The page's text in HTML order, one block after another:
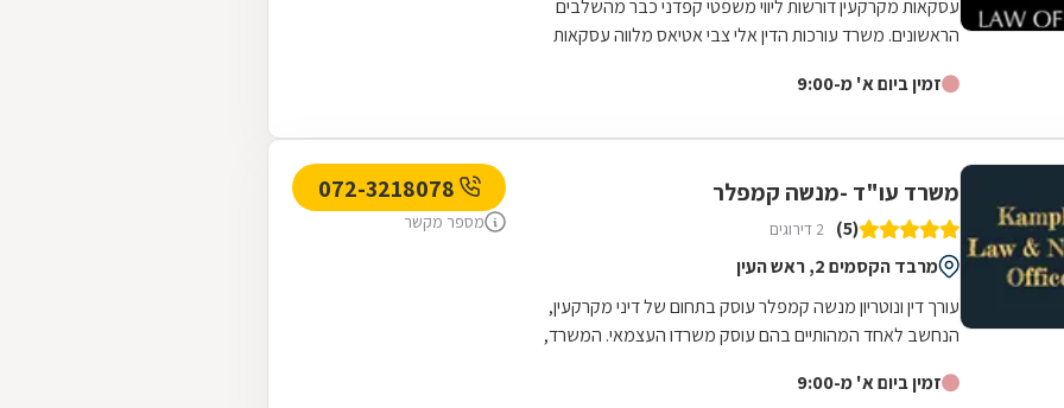
עסקאות מקרקעין דורשות ליווי משפטי קפדני כבר מהשלבים
הראשונים. משרד עורכות הדין אלי צבי אטיאס מלווה עסקאות
זמין ביום א' מ-9:00
משרד עו"ד -מנשה קמפלר
(5) 2 דירוגים
מרבד הקסמים 2, ראש העין
עורך דין ונוטריון מנשה קמפלר עוסק בתחום של דיני מקרקעין,
הנחשב לאחד המהותיים בהם עוסק משרדו העצמאי. המשרד,
זמין ביום א' מ-9:00
מספר מקשר